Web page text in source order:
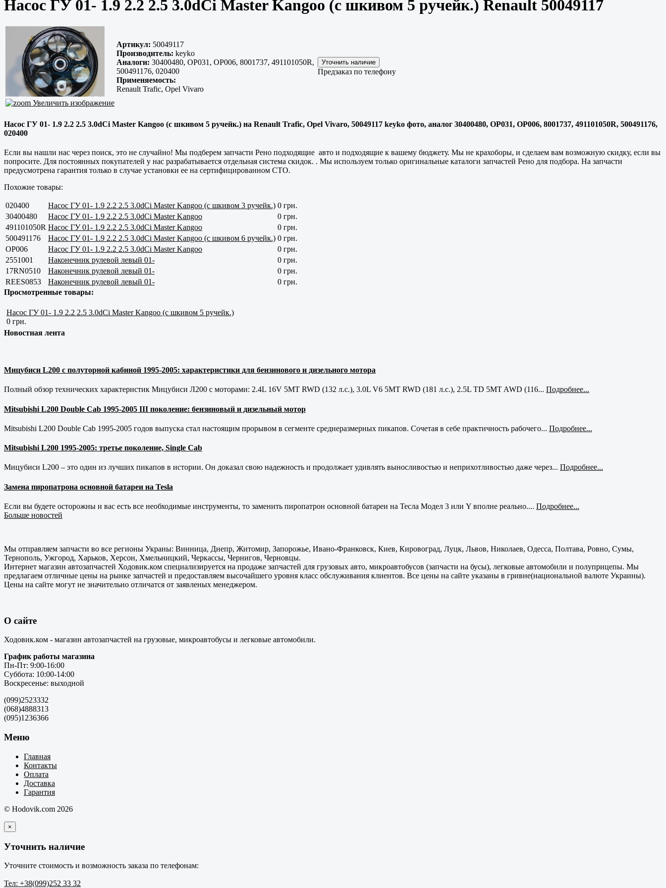
Насос ГУ 01- 1.9 2.2 2.5 3.0dCi Master Kangoo (с шкивом 5 ручейк.) Renault 50049117
Увеличить изображение
Артикул: 50049117
Производитель: keyko
Аналоги: 30400480, OP031, OP006, 8001737, 491101050R,
500491176, 020400
Применяемость:
Renault Trafic, Opel Vivaro
Предзаказ по телефону
Насос ГУ 01- 1.9 2.2 2.5 3.0dCi Master Kangoo (с шкивом 5 ручейк.) на Renault Trafic, Opel Vivaro, 50049117 keyko фото, аналог 30400480, OP031, OP006, 8001737, 491101050R, 500491176,
020400
Если вы нашли нас через поиск, это не случайно! Мы подберем запчасти Рено подходящие авто и подходящие к вашему бюджету. Мы не крахоборы, и сделаем вам возможную скидку, если вы
попросите. Для постоянных покупателей у нас разрабатывается отдельная система скидок. . Мы используем только оригинальные каталоги запчастей Рено для подбора. На запчасти
предусмотрена гарантия только в случае установки ее на сертифицированном СТО.
Похожие товары:
020400 Насос ГУ 01- 1.9 2.2 2.5 3.0dCi Master Kangoo (с шкивом 3 ручейк.) 0 грн.
30400480
Насос ГУ 01- 1.9 2.2 2.5 3.0dCi Master Kangoo
0 грн.
491101050R Насос ГУ 01- 1.9 2.2 2.5 3.0dCi Master Kangoo
0 грн.
500491176
Насос ГУ 01- 1.9 2.2 2.5 3.0dCi Master Kangoo (с шкивом 6 ручейк.) 0 грн.
OP006
Насос ГУ 01- 1.9 2.2 2.5 3.0dCi Master Kangoo
0 грн.
2551001
Наконечник рулевой левый 01-
0 грн.
17RN0510
Наконечник рулевой левый 01-
0 грн.
REES0853
Наконечник рулевой левый 01-
0 грн.
Просмотренные товары:
Насос ГУ 01- 1.9 2.2 2.5 3.0dCi Master Kangoo (с шкивом 5 ручейк.)
0 грн.
Новостная лента
Мицубиси L200 с полуторной кабиной 1995-2005: характеристики для бензинового и дизельного мотора
Полный обзор технических характеристик Мицубиси Л200 с моторами: 2.4L 16V 5MT RWD (132 л.с.), 3.0L V6 5MT RWD (181 л.с.), 2.5L TD 5MT AWD (116... Подробнее...
Mitsubishi L200 Double Cab 1995-2005 III поколение: бензиновый и дизельный мотор
Mitsubishi L200 Double Cab 1995-2005 годов выпуска стал настоящим прорывом в сегменте среднеразмерных пикапов. Сочетая в себе практичность рабочего... Подробнее...
Mitsubishi L200 1995-2005: третье поколение, Single Cab
Мицубиси L200 – это один из лучших пикапов в истории. Он доказал свою надежность и продолжает удивлять выносливостью и неприхотливостью даже через... Подробнее...
Замена пиропатрона основной батареи на Tesla
Если вы будете осторожны и вас есть все необходимые инструменты, то заменить пиропатрон основной батареи на Тесла Модел 3 или Y вполне реально.... Подробнее...
Больше новостей
Мы отправляем запчасти во все регионы Украны: Винница, Днепр, Житомир, Запорожье, Ивано-Франковск, Киев, Кировоград, Луцк, Львов, Николаев, Одесса, Полтава, Ровно, Сумы,
Тернополь, Ужгород, Харьков, Херсон, Хмельницкий, Черкассы, Чернигов, Черновцы.
Интернет магазин автозапчастей Ходовик.ком специализируется на продаже запчастей для грузовых авто, микроавтобусов (запчасти на бусы), легковые автомобили и полуприцепы. Мы
предлагаем отличные цены на рынке запчастей и предоставляем высочайшего уровня класс обслуживания клиентов. Все цены на сайте указаны в гривне(национальной валюте Украины).
Цены на сайте могут не значительно отличатся от заявленых менеджером.
О сайте
Ходовик.ком - магазин автозапчастей на грузовые, микроавтобусы и легковые автомобили.
График работы магазина
Пн-Пт: 9:00-16:00
Суббота: 10:00-14:00
Воскресенье: выходной
(099)2523332
(068)4888313
(095)1236366
Меню
Главная
Контакты
Оплата
Доставка
Гарантия
© Hodovik.com 2026
×
Уточнить наличие
Уточните стоимость и возможность заказа по телефонам:
Тел: +38(099)252 33 32